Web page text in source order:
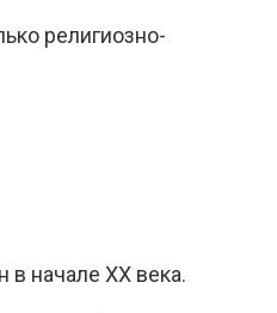
религиозно-
начале XX века.